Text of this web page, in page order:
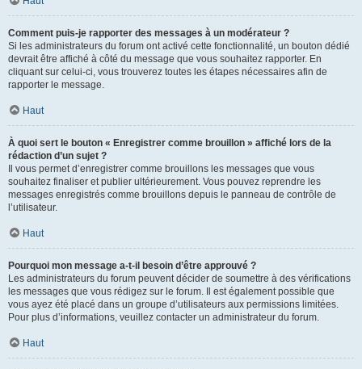
Comment puis-je rapporter des messages à un modérateur ?
Si les administrateurs du forum ont activé cette fonctionnalité, un bouton dédié
devrait être affiché à côté du message que vous souhaitez rapporter. En
cliquant sur celui-ci, vous trouverez toutes les étapes nécessaires afin de
rapporter le message.
Haut
À quoi sert le bouton « Enregistrer comme brouillon » affiché lors de la
rédaction d’un sujet ?
Il vous permet d’enregistrer comme brouillons les messages que vous
souhaitez finaliser et publier ultérieurement. Vous pouvez reprendre les
messages enregistrés comme brouillons depuis le panneau de contrôle de
l’utilisateur.
Haut
Pourquoi mon message a-t-il besoin d’être approuvé ?
Les administrateurs du forum peuvent décider de soumettre à des vérifications
les messages que vous rédigez sur le forum. Il est également possible que
vous ayez été placé dans un groupe d’utilisateurs aux permissions limitées.
Pour plus d’informations, veuillez contacter un administrateur du forum.
Haut